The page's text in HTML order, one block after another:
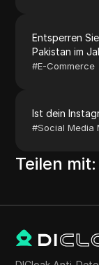
Entsperren
Pakistan im
#E-Commerce
Ist dein
#Social Media
Teilen mit: